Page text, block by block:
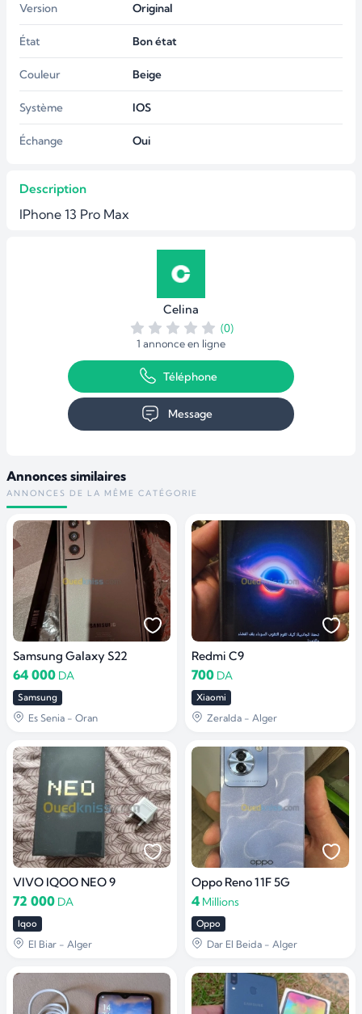
Version Original
État Bon état
Couleur Beige
Système IOS
Échange Oui
Description
IPhone 13 Pro Max
Celina
(0)
1 annonce en ligne
Téléphone
Message
Annonces similaires
ANNONCES DE LA MÊME CATÉGORIE
Samsung Galaxy S22
64 000 DA
Samsung
Es Senia - Oran
Redmi C9
700 DA
Xiaomi
Zeralda - Alger
VIVO IQOO NEO 9
72 000 DA
Iqoo
El Biar - Alger
Oppo Reno 11F 5G
4 Millions
Oppo
Dar El Beida - Alger